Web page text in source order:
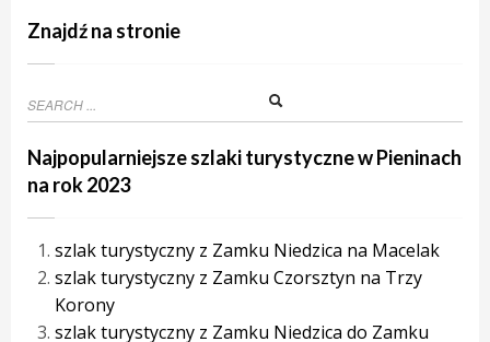
Znajdź na stronie
Najpopularniejsze szlaki turystyczne w Pieninach
na rok 2023
szlak turystyczny z Zamku Niedzica na Macelak
szlak turystyczny z Zamku Czorsztyn na Trzy
Korony
szlak turystyczny z Zamku Niedzica do Zamku